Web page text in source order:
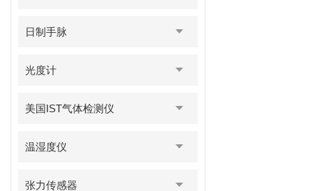
日制手脉
光度计
美国IST气体检测仪
温湿度仪
张力传感器